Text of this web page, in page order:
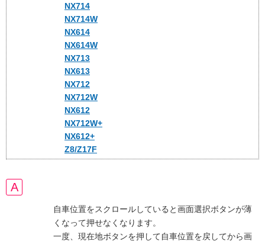
NX714
NX714W
NX614
NX614W
NX713
NX613
NX712
NX712W
NX612
NX712W+
NX612+
Z8/Z17F
自車位置をスクロールしていると画面選択ボタンが薄
くなって押せなくなります。
一度、現在地ボタンを押して自車位置を戻してから画